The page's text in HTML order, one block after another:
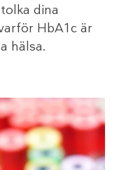
dina
HbA1c är
hälsa.